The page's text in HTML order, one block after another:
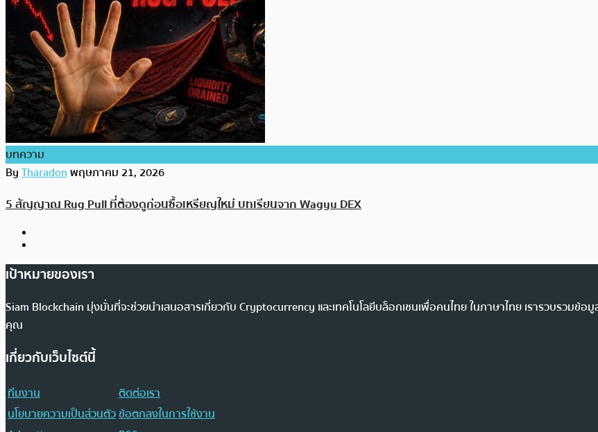
บทความ
ByTharadonพฤษภาคม 21, 2026
5 สัญญาณ Rug Pull ที่ต้องดูก่อนซื้อเหรียญใหม่ บทเรียนจาก Wagyu DEX
เป้าหมายของเรา
Siam Blockchain มุ่งมั่นที่จะช่วยนำเสนอสารเกี่ยวกับ Cryptocurrency และเทคโนโลยีบล็อกเชนเพื่อคนไทย ในภาษาไทย เรารวบรวมข้
คุณ
เกี่ยวกับเว็บไซต์นี้
ทีมงาน
ติดต่อเรา
นโยบายความเป็นส่วนตัวข้อตกลงในการใช้งาน